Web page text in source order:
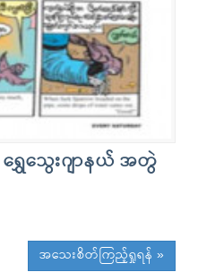
ေသေွးဂျာနယ် အတွဲ
အသေးစိတ်ကြည့်ရှုရန် »